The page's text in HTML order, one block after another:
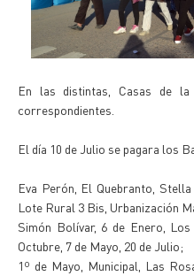
En las distintas, Casas de
correspondientes.
El día 10 de Julio se pagara los
Eva Perón, El Quebranto,
Lote Rural 3 Bis, Urbanización
Simón Bolívar, 6 de Enero,
Octubre, 7 de Mayo, 20 de Julio;
1º de Mayo, Municipal, Las